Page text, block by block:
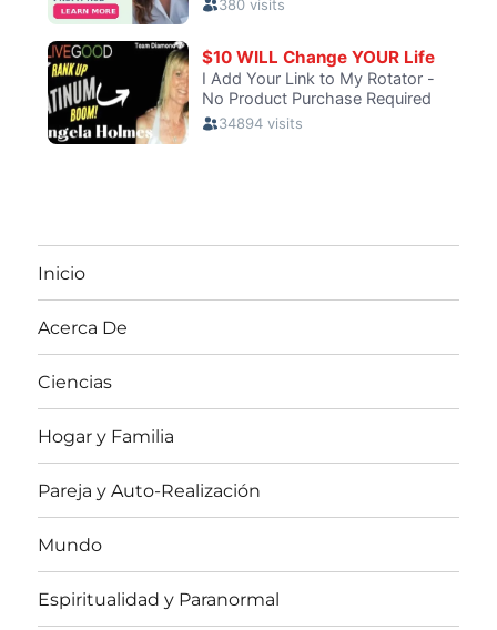
Inicio
Acerca De
Ciencias
Hogar y Familia
Pareja y Auto-Realización
Mundo
Espiritualidad y Paranormal